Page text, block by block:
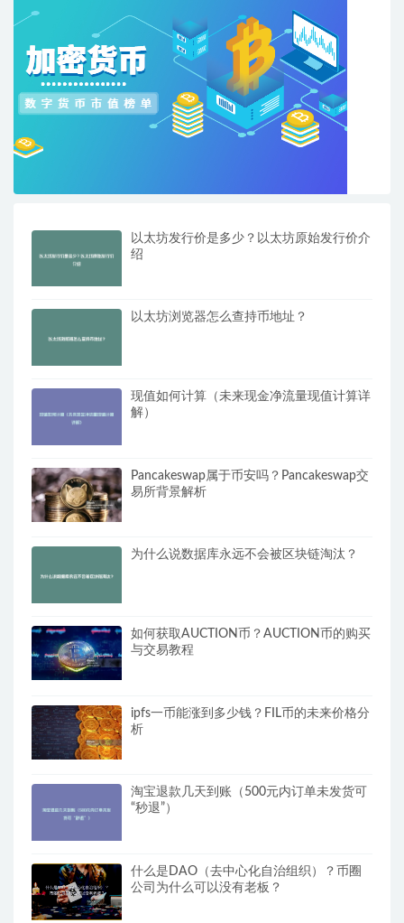
以太坊发行价是多少？以太坊原始发行价介
绍
以太坊浏览器怎么查持币地址？
现值如何计算（未来现金净流量现值计算详
解）
Pancakeswap属于币安吗？Pancakeswap交
易所背景解析
为什么说数据库永远不会被区块链淘汰？
如何获取AUCTION币？AUCTION币的购买
与交易教程
ipfs一币能涨到多少钱？FIL币的未来价格分
析
淘宝退款几天到账（500元内订单未发货可
“秒退”）
什么是DAO（去中心化自治组织）？币圈
公司为什么可以没有老板？